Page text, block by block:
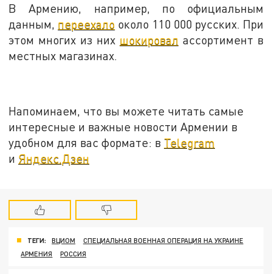
В Армению, например, по официальным
данным, переехало около 110 000 русских. При
этом многих из них шокировал ассортимент в
местных магазинах.
Напоминаем, что вы можете читать самые
интересные и важные новости Армении в
удобном для вас формате: в Telegram
и Яндекс.Дзен
ТЕГИ: ВЦИОМ
СПЕЦИАЛЬНАЯ ВОЕННАЯ ОПЕРАЦИЯ НА УКРАИНЕ
АРМЕНИЯ
РОССИЯ